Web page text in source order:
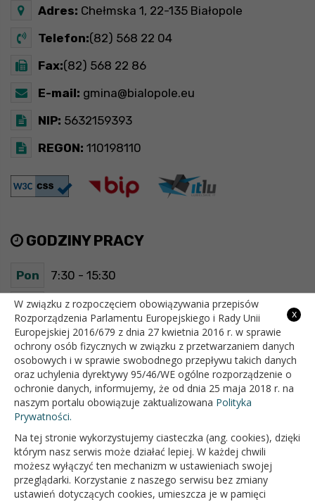
Adres: Chełmska 1, 22-135 Białopole
Telefon:(82) 568 22 04
Fax:(82) 568 22 86
E-mail: gmina@bialopole.eu
NIP: 5632159393
REGON: 110198110
GODZINY PRACY
Pon 7:30 - 15:30
Wt 7:30 - 15:30
Śr 7:30 - 15:30
Czw 7:30 - 15:30
Pt 7:30 - 15:30
OFICJALNY SERWIS INTERNETOWY GMINY BIAŁOPOLE
x
W związku z rozpoczęciem obowiązywania przepisów
Rozporządzenia Parlamentu Europejskiego i Rady Unii
Europejskiej 2016/679 z dnia 27 kwietnia 2016 r. w sprawie
ochrony osób fizycznych w związku z przetwarzaniem danych
osobowych i w sprawie swobodnego przepływu takich danych
oraz uchylenia dyrektywy 95/46/WE ogólne rozporządzenie o
ochronie danych, informujemy, że od dnia 25 maja 2018 r. na
naszym portalu obowiązuje zaktualizowana Polityka
Prywatności.
Na tej stronie wykorzystujemy ciasteczka (ang. cookies), dzięki
którym nasz serwis może działać lepiej. W każdej chwili
możesz wyłączyć ten mechanizm w ustawieniach swojej
przeglądarki. Korzystanie z naszego serwisu bez zmiany
ustawień dotyczących cookies, umieszcza je w pamięci